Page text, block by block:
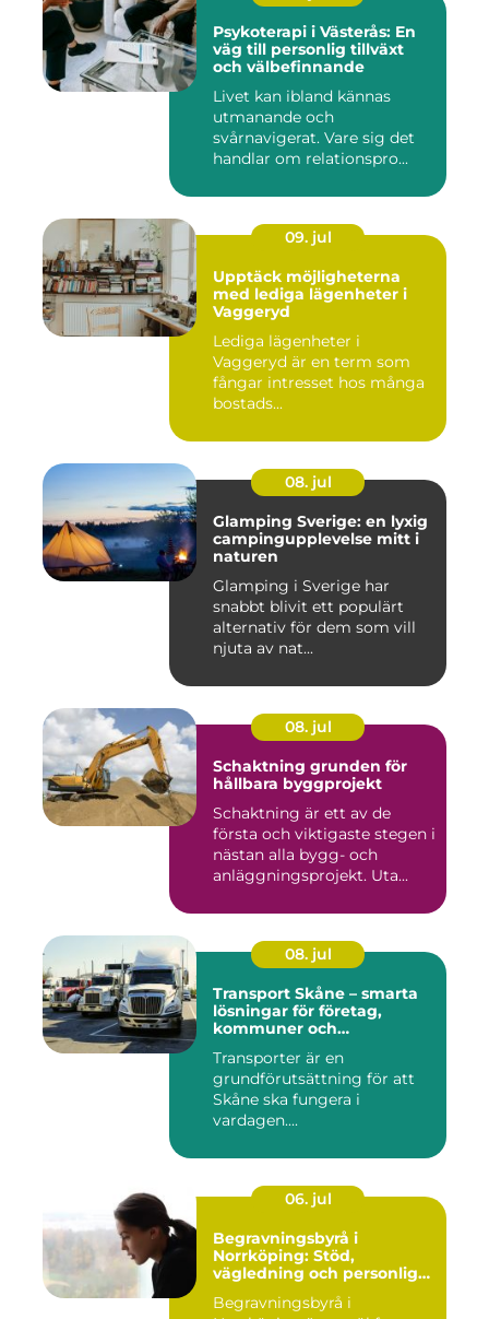
Psykoterapi i Västerås: En
väg till personlig tillväxt
och välbefinnande
Livet kan ibland kännas
utmanande och
svårnavigerat. Vare sig det
handlar om relationspro...
09. jul
Upptäck möjligheterna
med lediga lägenheter i
Vaggeryd
Lediga lägenheter i
Vaggeryd är en term som
fångar intresset hos många
bostads...
08. jul
Glamping Sverige: en lyxig
campingupplevelse mitt i
naturen
Glamping i Sverige har
snabbt blivit ett populärt
alternativ för dem som vill
njuta av nat...
08. jul
Schaktning grunden för
hållbara byggprojekt
Schaktning är ett av de
första och viktigaste stegen i
nästan alla bygg- och
anläggningsprojekt. Uta...
08. jul
Transport Skåne – smarta
lösningar för företag,
kommuner och
Transporter är en
grundförutsättning för att
Skåne ska fungera i
vardagen....
06. jul
Begravningsbyrå i
Norrköping: Stöd,
vägledning och personliga
Begravningsbyrå i